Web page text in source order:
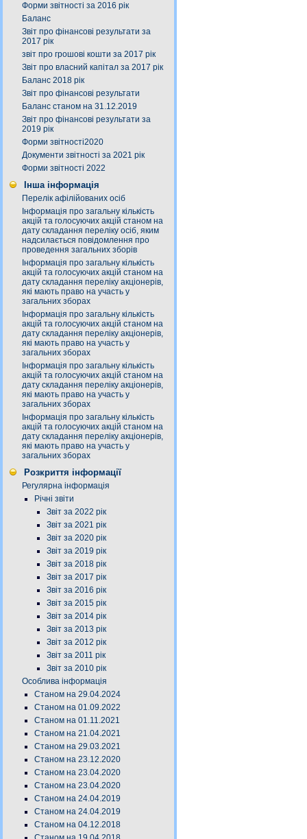
Форми звітності за 2016 рік
Баланс
Звіт про фінансові результати за
2017 рік
звіт про грошові кошти за 2017 рік
Звіт про власний капітал за 2017 рік
Баланс 2018 рік
Звіт про фінансові результати
Баланс станом на 31.12.2019
Звіт про фінансові результати за
2019 рік
Форми звітності2020
Документи звітності за 2021 рік
Форми звітності 2022
Інша інформація
Перелік афілійованих осіб
Інформація про загальну кількість
акцій та голосуючих акцій станом на
дату складання переліку осіб, яким
надсилається повідомлення про
проведення загальних зборів
Інформація про загальну кількість
акцій та голосуючих акцій станом на
дату складання переліку акціонерів,
які мають право на участь у
загальних зборах
Інформація про загальну кількість
акцій та голосуючих акцій станом на
дату складання переліку акціонерів,
які мають право на участь у
загальних зборах
Інформація про загальну кількість
акцій та голосуючих акцій станом на
дату складання переліку акціонерів,
які мають право на участь у
загальних зборах
Інформація про загальну кількість
акцій та голосуючих акцій станом на
дату складання переліку акціонерів,
які мають право на участь у
загальних зборах
Розкриття інформації
Регулярна інформація
Річні звіти
Звіт за 2022 рік
Звіт за 2021 рік
Звіт за 2020 рік
Звіт за 2019 рік
Звіт за 2018 рік
Звіт за 2017 рік
Звіт за 2016 рік
Звіт за 2015 рік
Звіт за 2014 рік
Звіт за 2013 рік
Звіт за 2012 рік
Звіт за 2011 рік
Звіт за 2010 рік
Особлива інформація
Станом на 29.04.2024
Станом на 01.09.2022
Станом на 01.11.2021
Станом на 21.04.2021
Станом на 29.03.2021
Станом на 23.12.2020
Станом на 23.04.2020
Станом на 23.04.2020
Станом на 24.04.2019
Станом на 24.04.2019
Станом на 04.12.2018